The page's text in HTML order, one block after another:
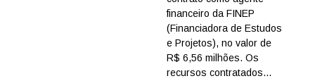
financiamento
com
recursos
da
FINEP
em
financeiro da FINEP
(Financiadora de Estudos
e Projetos), no valor de
R$ 6,56 milhões. Os
recursos contratados...